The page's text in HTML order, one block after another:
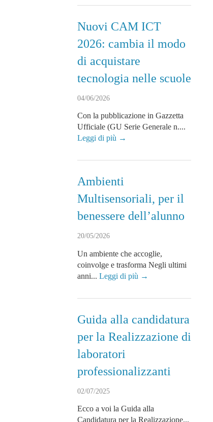
Nuovi CAM ICT
2026: cambia il modo
di acquistare
tecnologia nelle scuole
04/06/2026
Con la pubblicazione in Gazzetta
Ufficiale (GU Serie Generale n....
Leggi di più →
Ambienti
Multisensoriali, per il
benessere dell’alunno
20/05/2026
Un ambiente che accoglie,
coinvolge e trasforma Negli ultimi
anni... Leggi di più →
Guida alla candidatura
per la Realizzazione di
laboratori
professionalizzanti
02/07/2025
Ecco a voi la Guida alla
Candidatura per la Realizzazione...